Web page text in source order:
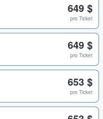
649 $
pro Ticket
649 $
pro Ticket
653 $
pro Ticket